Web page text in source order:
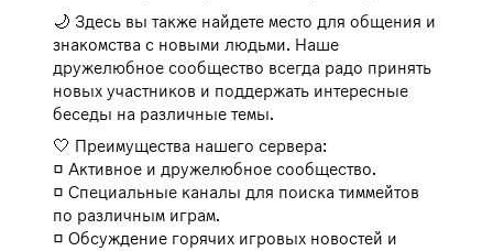
🌙 Здесь вы также найдете место для общения и
знакомства с новыми людьми. Наше
дружелюбное сообщество всегда радо принять
новых участников и поддержать интересные
беседы на различные темы.
🤍 Преимущества нашего сервера:
◻️ Активное и дружелюбное сообщество.
◻️ Специальные каналы для поиска тиммейтов
по различным играм.
◻️ Обсуждение горячих игровых новостей и